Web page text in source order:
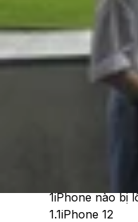
1iPhone nào bị
1.1iPhone 12